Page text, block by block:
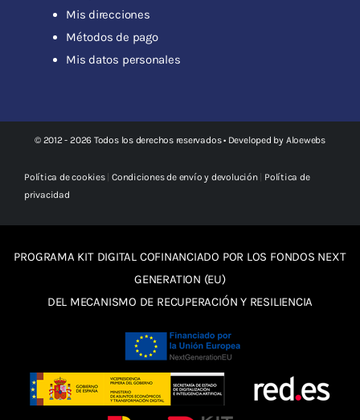
Mis direcciones
Métodos de pago
Mis datos personales
© 2012 - 2026 Todos los derechos reservados • Developed by Aloewebs
Política de cookies|Condiciones de envío y devolución| Política de
privacidad
PROGRAMA KIT DIGITAL COFINANCIADO POR LOS FONDOS NEXT
GENERATION (EU)
DEL MECANISMO DE RECUPERACIÓN Y RESILIENCIA